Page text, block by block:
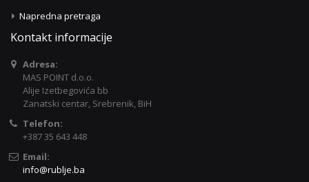
Napredna pretraga
Kontakt informacije
Adresa:
MAS POINT d.o.o.
Alije Izetbegovića bb
Zanatski centar, Srebrenik, BiH
Telefon:
+387 35 643 448
Email:
info@rublje.ba